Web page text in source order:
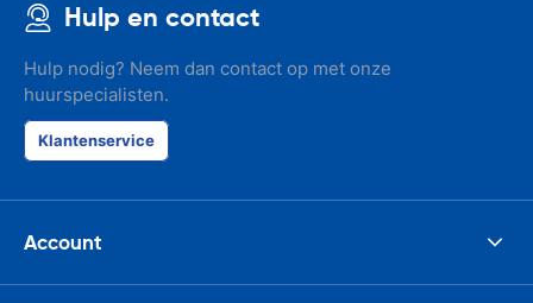
Hulp en contact
Hulp nodig? Neem dan contact op met onze
huurspecialisten.
Klantenservice
Account